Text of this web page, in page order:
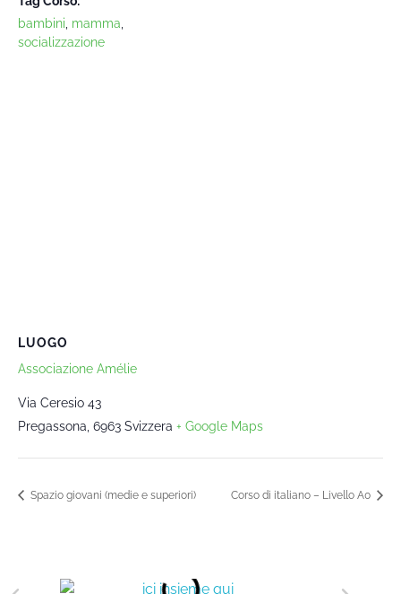
bambini mamma
socializzazione
LUOGO
Associazione Amélie
Via Ceresio 43
Pregassona 6963 Svizzera + Google Maps
Spazio giovani (medie e superiori) Corso di italiano – Livello A0